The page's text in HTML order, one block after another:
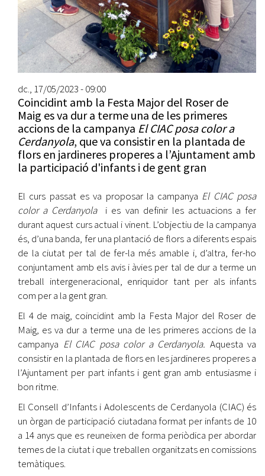
dc., 17/05/2023 - 09:00
Coincidint amb la Festa Major del Roser de
Maig es va dur a terme una de les primeres
accions de la campanya El CIAC posa color a
Cerdanyola, que va consistir en la plantada de
flors en jardineres properes a l’Ajuntament amb
la participació d'infants i de gent gran
El curs passat es va proposar la campanya El CIAC posa
color a Cerdanyolai es van definir les actuacions a fer
durant aquest curs actual i vinent. L’objectiu de la campanya
és, d’una banda, fer una plantació de flors a diferents espais
de la ciutat per tal de fer-la més amable i, d’altra, fer-ho
conjuntament amb els avis i àvies per tal de dur a terme un
treball intergeneracional, enriquidor tant per als infants
com per a la gent gran.
El 4 de maig, coincidint amb la Festa Major del Roser de
Maig, es va dur a terme una de les primeres accions de la
campanya El CIAC posa color a Cerdanyola. Aquesta va
consistir en la plantada de flors en les jardineres properes a
l’Ajuntament per part infants i gent gran amb entusiasme i
bon ritme.
El Consell d’Infants i Adolescents de Cerdanyola (CIAC) és
un òrgan de participació ciutadana format per infants de 10
a 14 anys que es reuneixen de forma periòdica per abordar
temes de la ciutat i que treballen organitzats en comissions
temàtiques.